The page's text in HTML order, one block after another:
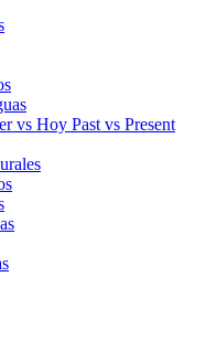
vs Hoy Past vs Present